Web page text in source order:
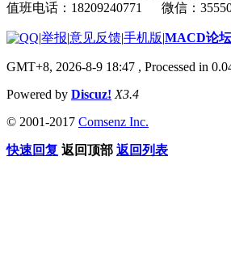
值班电话：18209240771 微信：
|举报|意见反馈|手机版|MACD论坛
GMT+8, 2026-8-9 18:47 , Processed in
Powered by Discuz! X3.4
© 2001-2017 Comsenz Inc.
快速回复 返回顶部 返回列表